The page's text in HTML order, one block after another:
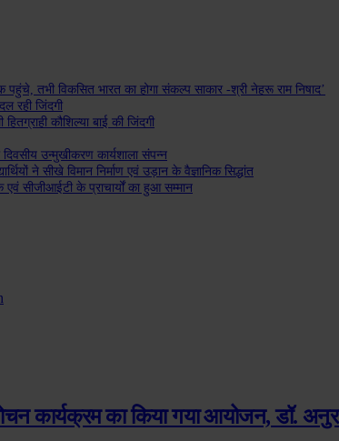
तभी विकसित भारत का होगा संकल्प साकार -श्री नेहरू राम निषाद’
रही जिंदगी
कौशिल्या बाई की जिंदगी
उन्मुखीकरण कार्यशाला संपन्न
ने सीखे विमान निर्माण एवं उड़ान के वैज्ञानिक सिद्धांत
सीजीआईटी के प्राचार्यों का हुआ सम्मान
कार्यक्रम का किया गया आयोजन, डॉ.